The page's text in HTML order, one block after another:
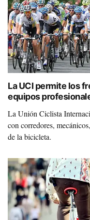
La UCI permite los
equipos
La Unión Ciclista
con corredores,
de la bicicleta.